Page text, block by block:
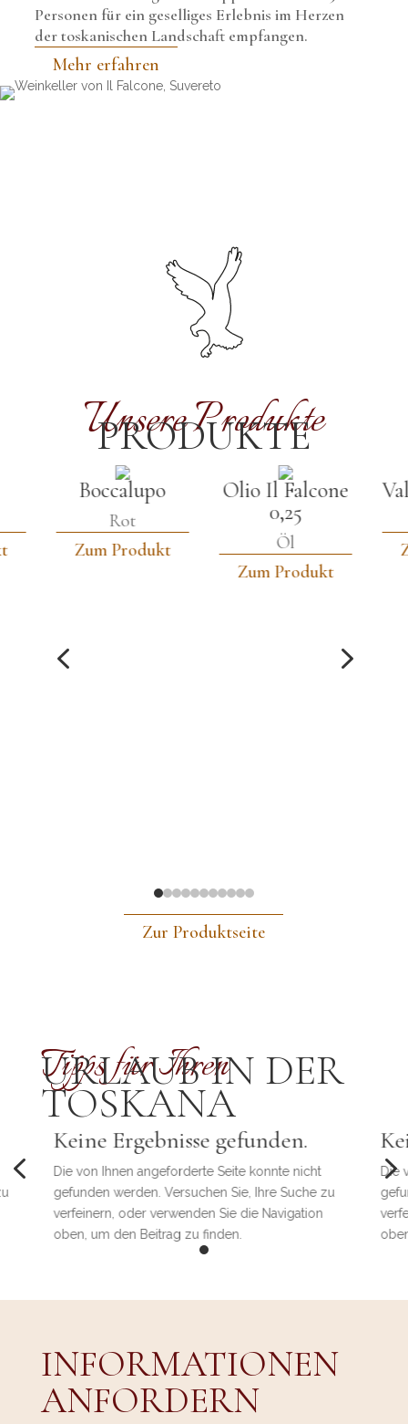
Personen für ein geselliges Erlebnis im Herzen
der toskanischen Landschaft empfangen.
Mehr erfahren
Unsere Produkte
PRODUKTE
Boccalupo
Rot
Zum Produkt
Olio Il Falcone
0,25
Öl
Zum Produkt
4 5
Zur Produktseite
Tipps für Ihren
URLAUB IN DER
TOSKANA
Keine Ergebnisse gefunden.
Die von Ihnen angeforderte Seite konnte nicht
gefunden werden. Versuchen Sie, Ihre Suche zu
verfeinern, oder verwenden Sie die Navigation
oben, um den Beitrag zu finden.
Die
INFORMATIONEN
ANFORDERN